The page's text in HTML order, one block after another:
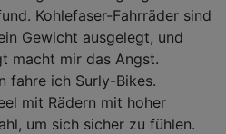
Kohlefaser-Fahrräder sind
Gewicht ausgelegt, und
macht mir das Angst.
fahre ich Surly-Bikes.
mit Rädern mit hoher
um sich sicher zu fühlen.